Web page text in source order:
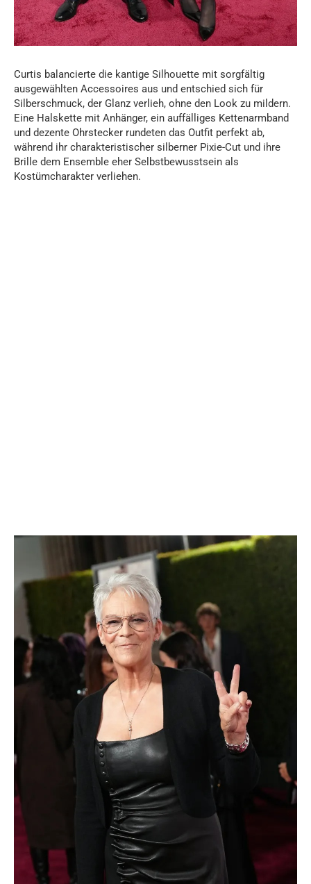
Curtis balancierte die kantige Silhouette mit sorgfältig
ausgewählten Accessoires aus und entschied sich für
Silberschmuck, der Glanz verlieh, ohne den Look zu mildern.
Eine Halskette mit Anhänger, ein auffälliges Kettenarmband
und dezente Ohrstecker rundeten das Outfit perfekt ab,
während ihr charakteristischer silberner Pixie-Cut und ihre
Brille dem Ensemble eher Selbstbewusstsein als
Kostümcharakter verliehen.